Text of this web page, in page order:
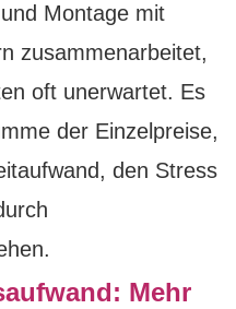
Montage mit
zusammenarbeitet,
oft unerwartet. Es
der Einzelpreise,
den Stress
Mehr